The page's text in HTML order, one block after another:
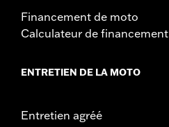
Financement de moto
Calculateur de financement
ENTRETIEN DE LA MOTO
Entretien agréé